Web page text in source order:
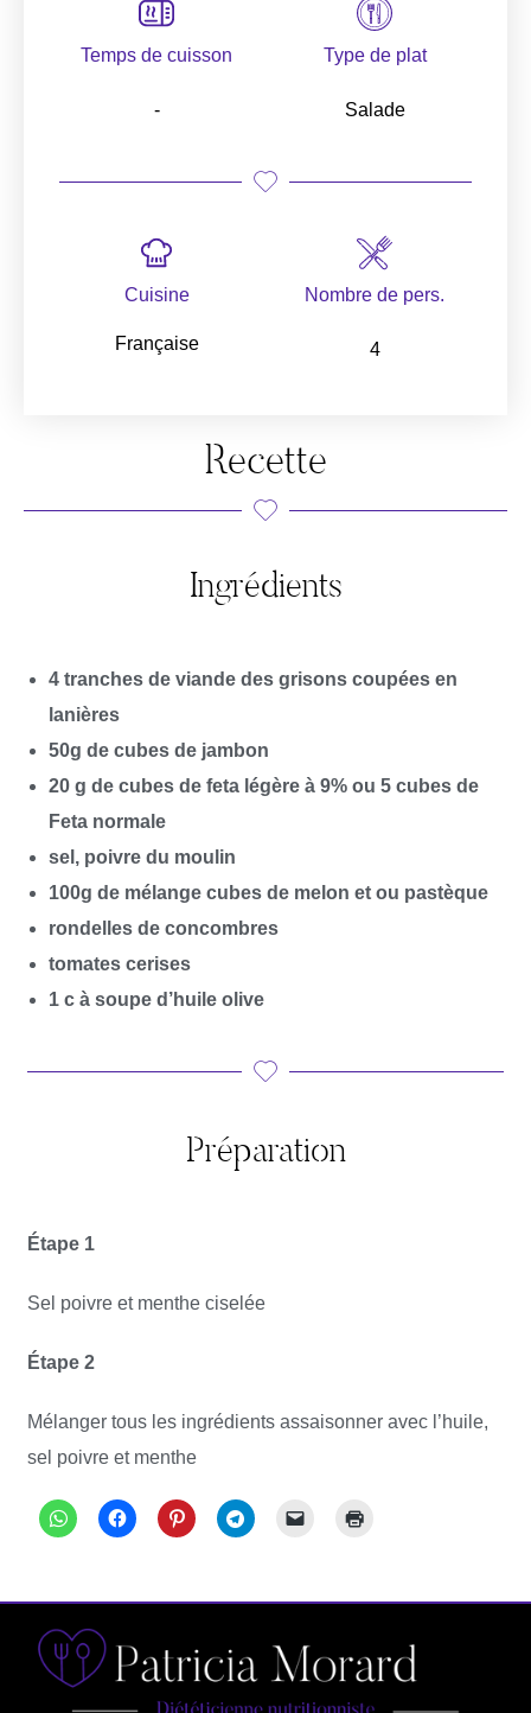
Temps de cuisson
-
Type de plat
Salade
Cuisine
Française
Nombre de pers.
4
Recette
Ingrédients
4 tranches de viande des grisons coupées en
lanières
50g de cubes de jambon
20 g de cubes de feta légère à 9% ou 5 cubes de
Feta normale
sel, poivre du moulin
100g de mélange cubes de melon et ou pastèque
rondelles de concombres
tomates cerises
1 c à soupe d’huile olive
Préparation
Étape 1
Sel poivre et menthe ciselée
Étape 2
Mélanger tous les ingrédients assaisonner avec l’huile,
sel poivre et menthe